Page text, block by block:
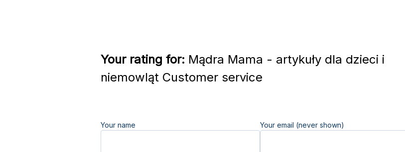
Your rating for: Mądra Mama - artykuły dla dzieci i
niemowląt Customer service
Your name Your email (never shown)